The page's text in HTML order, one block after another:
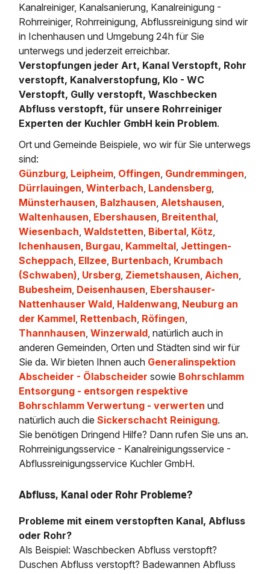
Kanalreiniger, Kanalsanierung, Kanalreinigung -
Rohrreiniger, Rohrreinigung, Abflussreinigung sind wir
in Ichenhausen und Umgebung 24h für Sie
unterwegs und jederzeit erreichbar.
Verstopfungen jeder Art, Kanal Verstopft, Rohr
verstopft, Kanalverstopfung, Klo - WC
Verstopft, Gully verstopft, Waschbecken
Abfluss verstopft, für unsere Rohrreiniger
Experten der Kuchler GmbH kein Problem.
Ort und Gemeinde Beispiele, wo wir für Sie unterwegs
sind:
Günzburg, Leipheim, Offingen, Gundremmingen,
Dürrlauingen,Winterbach, Landensberg,
Münsterhausen, Balzhausen,Aletshausen,
Waltenhausen, Ebershausen, Breitenthal,
Wiesenbach,Waldstetten, Bibertal, Kötz,
Ichenhausen, Burgau, Kammeltal, Jettingen-
Scheppach, Ellzee, Burtenbach, Krumbach
(Schwaben), Ursberg, Ziemetshausen,Aichen,
Bubesheim, Deisenhausen, Ebershauser-
Nattenhauser Wald, Haldenwang, Neuburg an
der Kammel, Rettenbach, Röfingen,
Thannhausen,Winzerwald, natürlich auch in
anderen Gemeinden, Orten und Städten sind wir für
Sie da. Wir bieten Ihnen auch Generalinspektion
Abscheider - Ölabscheider sowie Bohrschlamm
Entsorgung - entsorgen respektive
Bohrschlamm Verwertung - verwerten und
natürlich auch dieSickerschacht Reinigung.
Sie benötigen Dringend Hilfe? Dann rufen Sie uns an.
Rohrreinigungsservice - Kanalreinigungsservice -
Abflussreinigungsservice Kuchler GmbH.
Abfluss, Kanal oder Rohr Probleme?
Probleme mit einem verstopften Kanal, Abfluss
oder Rohr?
Als Beispiel: Waschbecken Abfluss verstopft?
Duschen Abfluss verstopft? Badewannen Abfluss